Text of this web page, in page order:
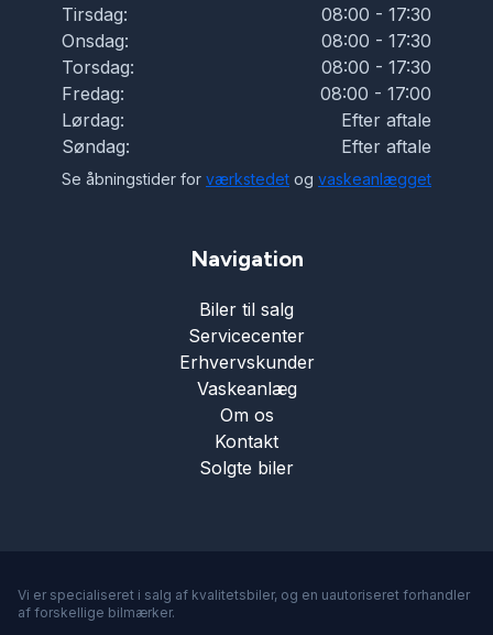
Tirsdag:
08:00 - 17:30
Onsdag:
08:00 - 17:30
Torsdag:
08:00 - 17:30
Fredag:
08:00 - 17:00
Lørdag:
Efter aftale
Søndag:
Efter aftale
Se åbningstider for værkstedet og vaskeanlægget
Navigation
Biler til salg
Servicecenter
Erhvervskunder
Vaskeanlæg
Om os
Kontakt
Solgte biler
Vi er specialiseret i salg af kvalitetsbiler, og en uautoriseret forhandler
af forskellige bilmærker.